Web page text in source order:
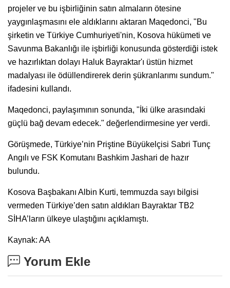
projeler ve bu işbirliğinin satın almaların ötesine
yaygınlaşmasını ele aldıklarını aktaran Maqedonci, "Bu
şirketin ve Türkiye Cumhuriyeti'nin, Kosova hükümeti ve
Savunma Bakanlığı ile işbirliği konusunda gösterdiği istek
ve hazırlıktan dolayı Haluk Bayraktar'ı üstün hizmet
madalyası ile ödüllendirerek derin şükranlarımı sundum."
ifadesini kullandı.
Maqedonci, paylaşımının sonunda, "İki ülke arasındaki
güçlü bağ devam edecek." değerlendirmesine yer verdi.
Görüşmede, Türkiye’nin Priştine Büyükelçisi Sabri Tunç
Angılı ve FSK Komutanı Bashkim Jashari de hazır
bulundu.
Kosova Başbakanı Albin Kurti, temmuzda sayı bilgisi
vermeden Türkiye’den satın aldıkları Bayraktar TB2
SİHA’ların ülkeye ulaştığını açıklamıştı.
Kaynak: AA
Yorum Ekle